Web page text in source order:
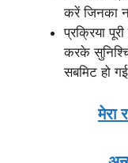
करें जिनका
प्रक्रिया
करके
सबमिट हो
मेरा